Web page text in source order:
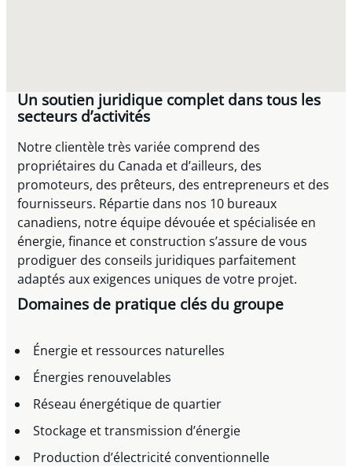
Un soutien juridique complet dans tous les
secteurs d’activités
Notre clientèle très variée comprend des
propriétaires du Canada et d’ailleurs, des
promoteurs, des prêteurs, des entrepreneurs et des
fournisseurs. Répartie dans nos 10 bureaux
canadiens, notre équipe dévouée et spécialisée en
énergie, finance et construction s’assure de vous
prodiguer des conseils juridiques parfaitement
adaptés aux exigences uniques de votre projet.
Domaines de pratique clés du groupe
Énergie et ressources naturelles
Énergies renouvelables
Réseau énergétique de quartier
Stockage et transmission d’énergie
Production d’électricité conventionnelle